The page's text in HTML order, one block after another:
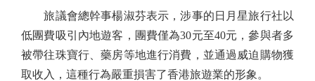
旅議會總幹事楊淑芬表示，涉事的日月星旅行社以
低團費吸引內地遊客，團費僅為30元至40元，參與者多
被帶往珠寶行、藥房等地進行消費，並通過威迫購物獲
取收入，這種行為嚴重損害了香港旅遊業的形象。